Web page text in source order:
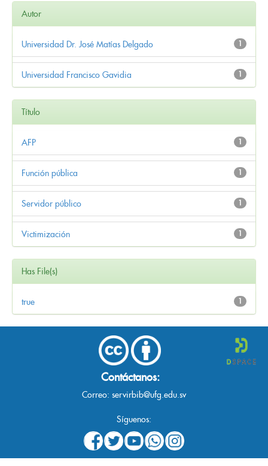
Autor
1
Universidad Dr. José Matías Delgado
1
Universidad Francisco Gavidia
Título
1
AFP
1
Función pública
1
Servidor público
1
Victimización
Has File(s)
1
true
Contáctanos:
Correo: servirbib@ufg.edu.sv
Síguenos: